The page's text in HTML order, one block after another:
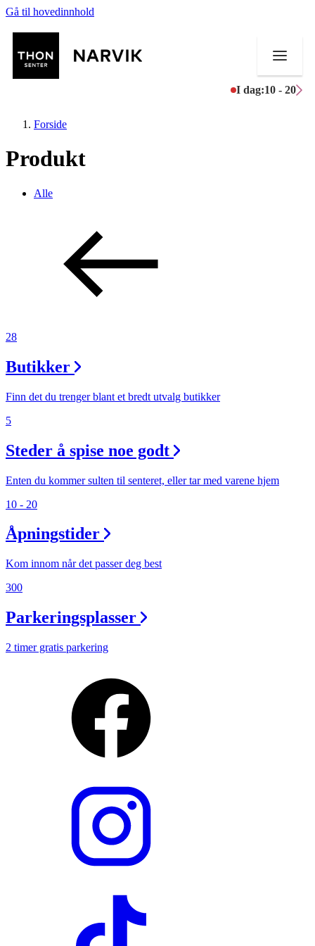
Gå til hovedinnhold
I dag:10 - 20
Butikker
Aktiviteter
Søk
Åpningstider
Praktisk informasjon
Ledige stillinger
Magasin
Finn frem
Forside
Produkt
Alle
28
Butikker
Finn det du trenger blant et bredt utvalg butikker
5
Steder å spise noe godt
Enten du kommer sulten til senteret, eller tar med varene hjem
10 - 20
Åpningstider
Kom innom når det passer deg best
300
Parkeringsplasser
2 timer gratis parkering